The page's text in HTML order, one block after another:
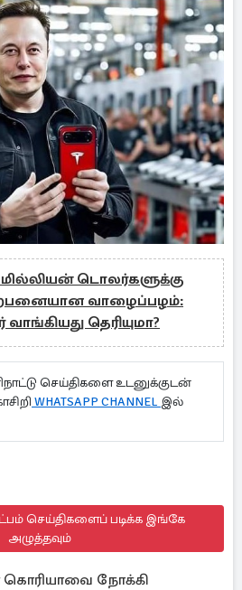
மில்லியன் டொலர்களுக்கு
வாழைப்பழம்:
வாங்கியது தெரியுமா?
செய்திகளை உடனுக்குடன்
WHATSAPP CHANNEL இல்
செய்திகளைப் படிக்க இங்கே
அழுத்தவும்
நோக்கி